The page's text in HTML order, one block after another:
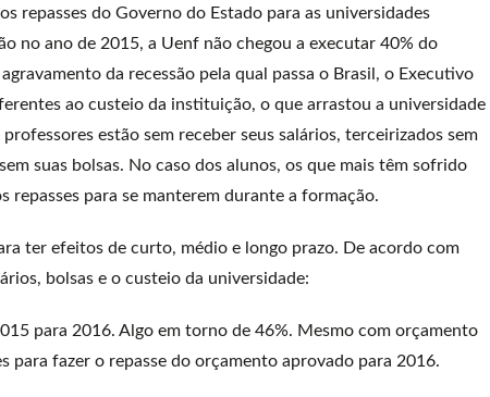
repasses do Governo do Estado para as universidades
no ano de 2015, a Uenf não chegou a executar 40% do
da recessão pela qual passa o Brasil, o Executivo
ao custeio da instituição, o que arrastou a universidade
estão sem receber seus salários, terceirizados sem
suas bolsas. No caso dos alunos, os que mais têm sofrido
repasses para se manterem durante a formação.
ter efeitos de curto, médio e longo prazo. De acordo com
bolsas e o custeio da universidade:
para 2016. Algo em torno de 46%. Mesmo com orçamento
fazer o repasse do orçamento aprovado para 2016.